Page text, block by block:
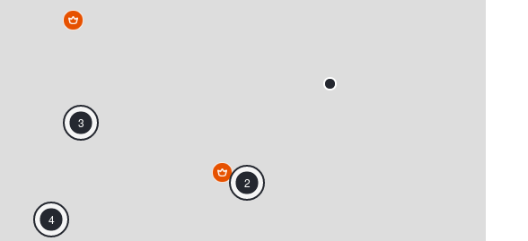
4
3
2